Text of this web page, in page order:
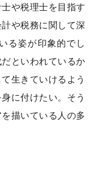
や税理士を目指す
や税務に関して深
る姿が印象的でし
といわれているか
生きていけるよう
に付けたい。そう
描いている人の多